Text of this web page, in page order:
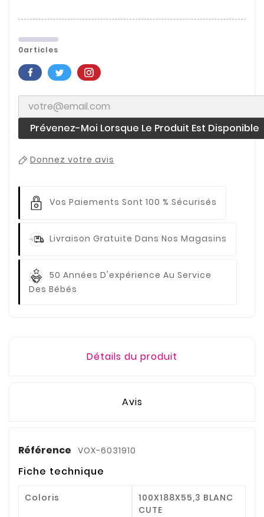
0articles
Prévenez-Moi Lorsque Le Produit Est Disponible
Donnez votre avis
Vos Paiements Sont 100 % Sécurisés
Livraison Gratuite Dans Nos Magasins
50 Années D'expérience Au Service
Des Bébés
Détails du produit
Avis
Référence VOX-6031910
Fiche technique
Coloris
100X188X55,3 BLANC
CUTE